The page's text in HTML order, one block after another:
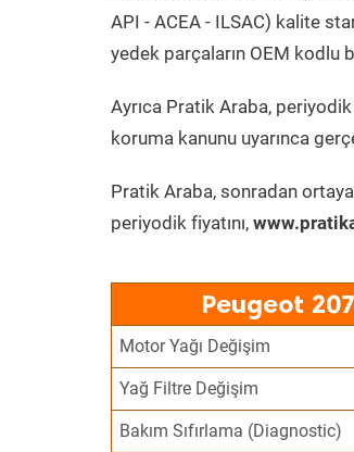
API - ACEA - ILSAC) kalite
yedek parçaların OEM kodlu
Ayrıca Pratik Araba,
koruma kanunu uyarınca
Pratik Araba, sonradan ortaya
periyodik fiyatını,
Peugeot
Motor Yağı Değişim
Yağ Filtre Değişim
Bakım Sıfırlama (Diagnostic)